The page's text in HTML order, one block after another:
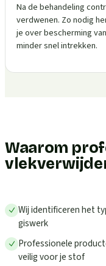
Na de behandeling
verdwenen. Zo nodig
je over bescherming
minder snel intrekken.
Waarom
Wij identificeren het
giswerk
Professionele
veilig voor je stof